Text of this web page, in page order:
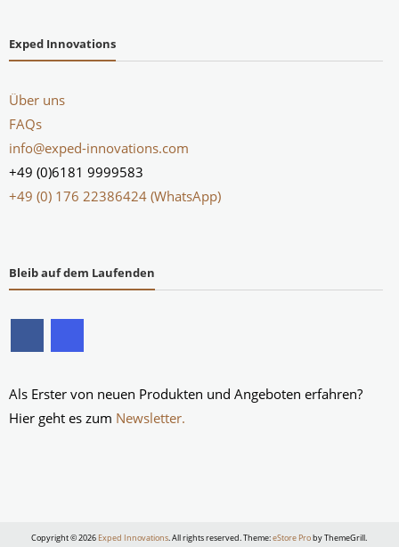
Exped Innovations
Über uns
FAQs
info@exped-innovations.com
+49 (0)6181 9999583
+49 (0) 176 22386424 (WhatsApp)
Bleib auf dem Laufenden
Als Erster von neuen Produkten und Angeboten erfahren?
Hier geht es zum Newsletter.
Copyright © 2026 Exped Innovations. All rights reserved. Theme:eStore Proby ThemeGrill.